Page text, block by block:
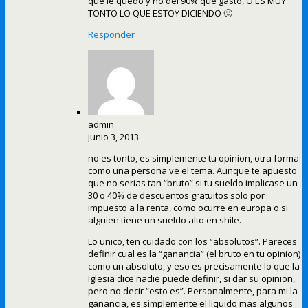
TONTO LO QUE ESTOY DICIENDO 🙂
Responder
admin
junio 3, 2013
no es tonto, es simplemente tu opinion, otra forma
como una persona ve el tema. Aunque te apuesto
que no serias tan “bruto” si tu sueldo implicase un
30 o 40% de descuentos gratuitos solo por
impuesto a la renta, como ocurre en europa o si
alguien tiene un sueldo alto en shile.
Lo unico, ten cuidado con los “absolutos”. Pareces
definir cual es la “ganancia” (el bruto en tu opinion)
como un absoluto, y eso es precisamente lo que la
Iglesia dice nadie puede definir, si dar su opinion,
pero no decir “esto es”. Personalmente, para mi la
ganancia, es simplemente el liquido mas algunos